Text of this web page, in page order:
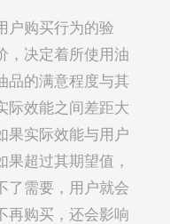
户购买行为的验
，决定着所使用油
品的满意程度与其
际效能之间差距大
果实际效能与用户
超过其期望值，
了需要，用户就会
再购买，还会影响